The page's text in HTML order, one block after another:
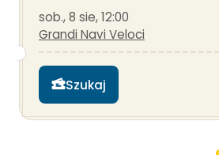
sob., 8 sie, 12:00
Grandi Navi Veloci
Szukaj